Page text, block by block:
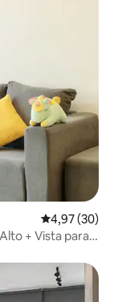
4,97 de uma
4,97 (30)
+ Vista para a